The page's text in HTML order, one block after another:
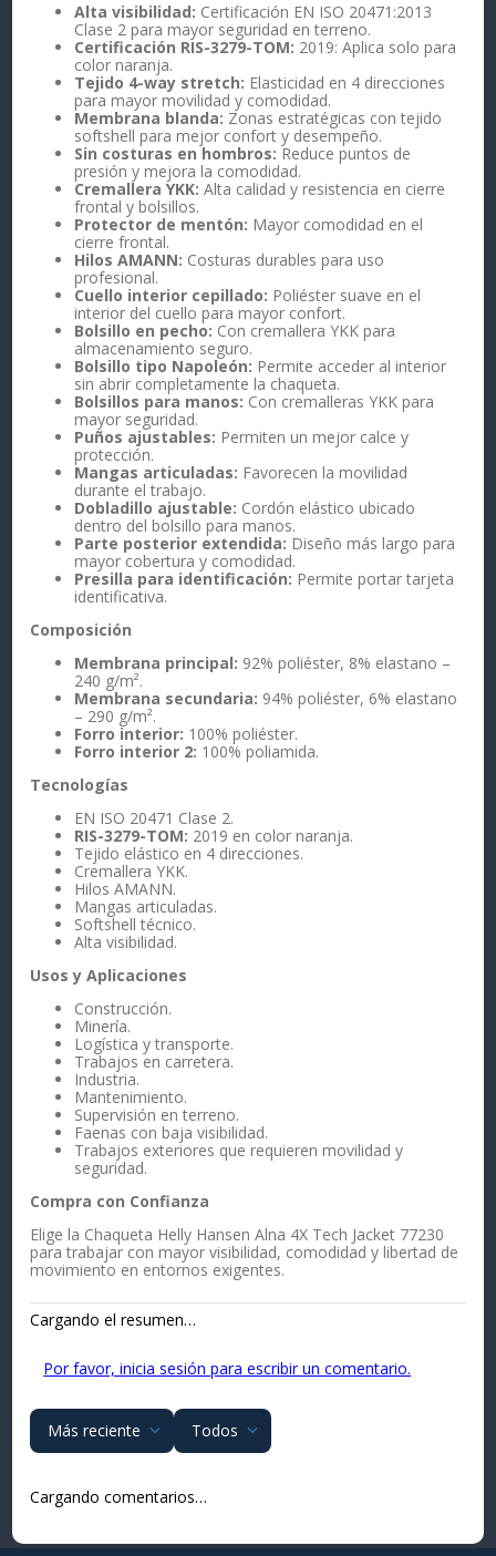
Alta visibilidad: Certificación EN ISO 20471:2013
Clase 2 para mayor seguridad en terreno.
Certificación RIS-3279-TOM: 2019: Aplica solo para
color naranja.
Tejido 4-way stretch: Elasticidad en 4 direcciones
para mayor movilidad y comodidad.
Membrana blanda: Zonas estratégicas con tejido
softshell para mejor confort y desempeño.
Sin costuras en hombros: Reduce puntos de
presión y mejora la comodidad.
Cremallera YKK: Alta calidad y resistencia en cierre
frontal y bolsillos.
Protector de mentón: Mayor comodidad en el
cierre frontal.
Hilos AMANN: Costuras durables para uso
profesional.
Cuello interior cepillado: Poliéster suave en el
interior del cuello para mayor confort.
Bolsillo en pecho: Con cremallera YKK para
almacenamiento seguro.
Bolsillo tipo Napoleón: Permite acceder al interior
sin abrir completamente la chaqueta.
Bolsillos para manos: Con cremalleras YKK para
mayor seguridad.
Puños ajustables: Permiten un mejor calce y
protección.
Mangas articuladas: Favorecen la movilidad
durante el trabajo.
Dobladillo ajustable: Cordón elástico ubicado
dentro del bolsillo para manos.
Parte posterior extendida: Diseño más largo para
mayor cobertura y comodidad.
Presilla para identificación: Permite portar tarjeta
identificativa.
Composición
Membrana principal: 92% poliéster, 8% elastano –
240 g/m².
Membrana secundaria: 94% poliéster, 6% elastano
– 290 g/m².
Forro interior: 100% poliéster.
Forro interior 2: 100% poliamida.
Tecnologías
EN ISO 20471 Clase 2.
RIS-3279-TOM: 2019 en color naranja.
Tejido elástico en 4 direcciones.
Cremallera YKK.
Hilos AMANN.
Mangas articuladas.
Softshell técnico.
Alta visibilidad.
Usos y Aplicaciones
Construcción.
Minería.
Logística y transporte.
Trabajos en carretera.
Industria.
Mantenimiento.
Supervisión en terreno.
Faenas con baja visibilidad.
Trabajos exteriores que requieren movilidad y
seguridad.
Compra con Confianza
Elige la Chaqueta Helly Hansen Alna 4X Tech Jacket 77230
para trabajar con mayor visibilidad, comodidad y libertad de
movimiento en entornos exigentes.
Cargando el resumen…
Por favor, inicia sesión para escribir un comentario.
Más reciente Todos
Cargando comentarios…